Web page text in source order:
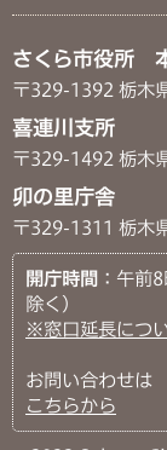
さくら市役所
〒329-1392 栃木
喜連川支所
〒329-1492 栃木
卯の里庁舎
〒329-1311 栃木
開庁時間 ：午前
除く）
※窓口延長につ
お問い合わせは
こちらから